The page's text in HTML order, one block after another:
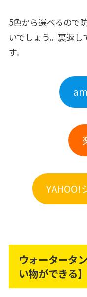
5色から選べるので
いでしょう。裏返
す。
YAHOO!
ウォータータ
い物ができる】